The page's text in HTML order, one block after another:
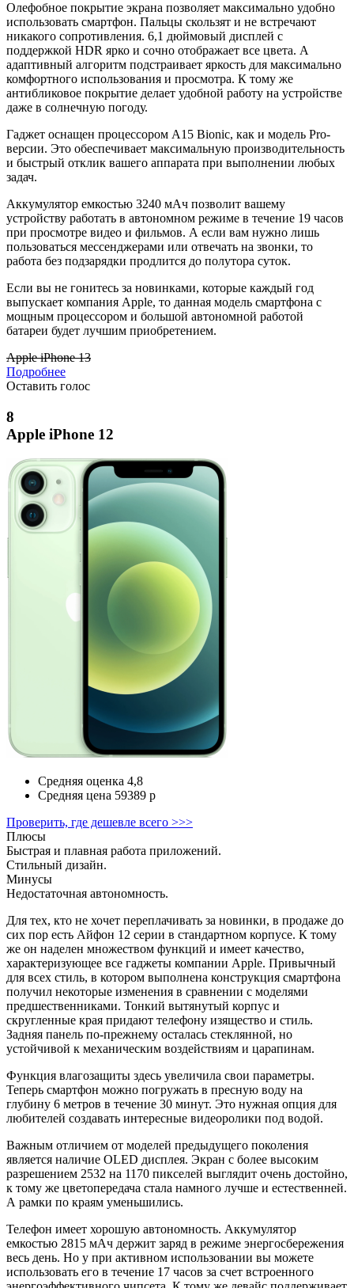
Олефобное покрытие экрана позволяет максимально удобно
использовать смартфон. Пальцы скользят и не встречают
никакого сопротивления. 6,1 дюймовый дисплей с
поддержкой HDR ярко и сочно отображает все цвета. А
адаптивный алгоритм подстраивает яркость для максимально
комфортного использования и просмотра. К тому же
антибликовое покрытие делает удобной работу на устройстве
даже в солнечную погоду.
Гаджет оснащен процессором А15 Bionic, как и модель Pro-
версии. Это обеспечивает максимальную производительность
и быстрый отклик вашего аппарата при выполнении любых
задач.
Аккумулятор емкостью 3240 мАч позволит вашему
устройству работать в автономном режиме в течение 19 часов
при просмотре видео и фильмов. А если вам нужно лишь
пользоваться мессенджерами или отвечать на звонки, то
работа без подзарядки продлится до полутора суток.
Если вы не гонитесь за новинками, которые каждый год
выпускает компания Apple, то данная модель смартфона с
мощным процессором и большой автономной работой
батареи будет лучшим приобретением.
Apple iPhone 13
Подробнее
Оставить голос
8
Apple iPhone 12
Средняя оценка 4,8
Средняя цена 59389 р
Проверить, где дешевле всего >>>
Плюсы
Быстрая и плавная работа приложений.
Стильный дизайн.
Минусы
Недостаточная автономность.
Для тех, кто не хочет переплачивать за новинки, в продаже до
сих пор есть Айфон 12 серии в стандартном корпусе. К тому
же он наделен множеством функций и имеет качество,
характеризующее все гаджеты компании Apple. Привычный
для всех стиль, в котором выполнена конструкция смартфона
получил некоторые изменения в сравнении с моделями
предшественниками. Тонкий вытянутый корпус и
скругленные края придают телефону изящество и стиль.
Задняя панель по-прежнему осталась стеклянной, но
устойчивой к механическим воздействиям и царапинам.
Функция влагозащиты здесь увеличила свои параметры.
Теперь смартфон можно погружать в пресную воду на
глубину 6 метров в течение 30 минут. Это нужная опция для
любителей создавать интересные видеоролики под водой.
Важным отличием от моделей предыдущего поколения
является наличие OLED дисплея. Экран с более высоким
разрешением 2532 на 1170 пикселей выглядит очень достойно,
к тому же цветопередача стала намного лучше и естественней.
А рамки по краям уменьшились.
Телефон имеет хорошую автономность. Аккумулятор
емкостью 2815 мАч держит заряд в режиме энергосбережения
весь день. Но у при активном использовании вы можете
использовать его в течение 17 часов за счет встроенного